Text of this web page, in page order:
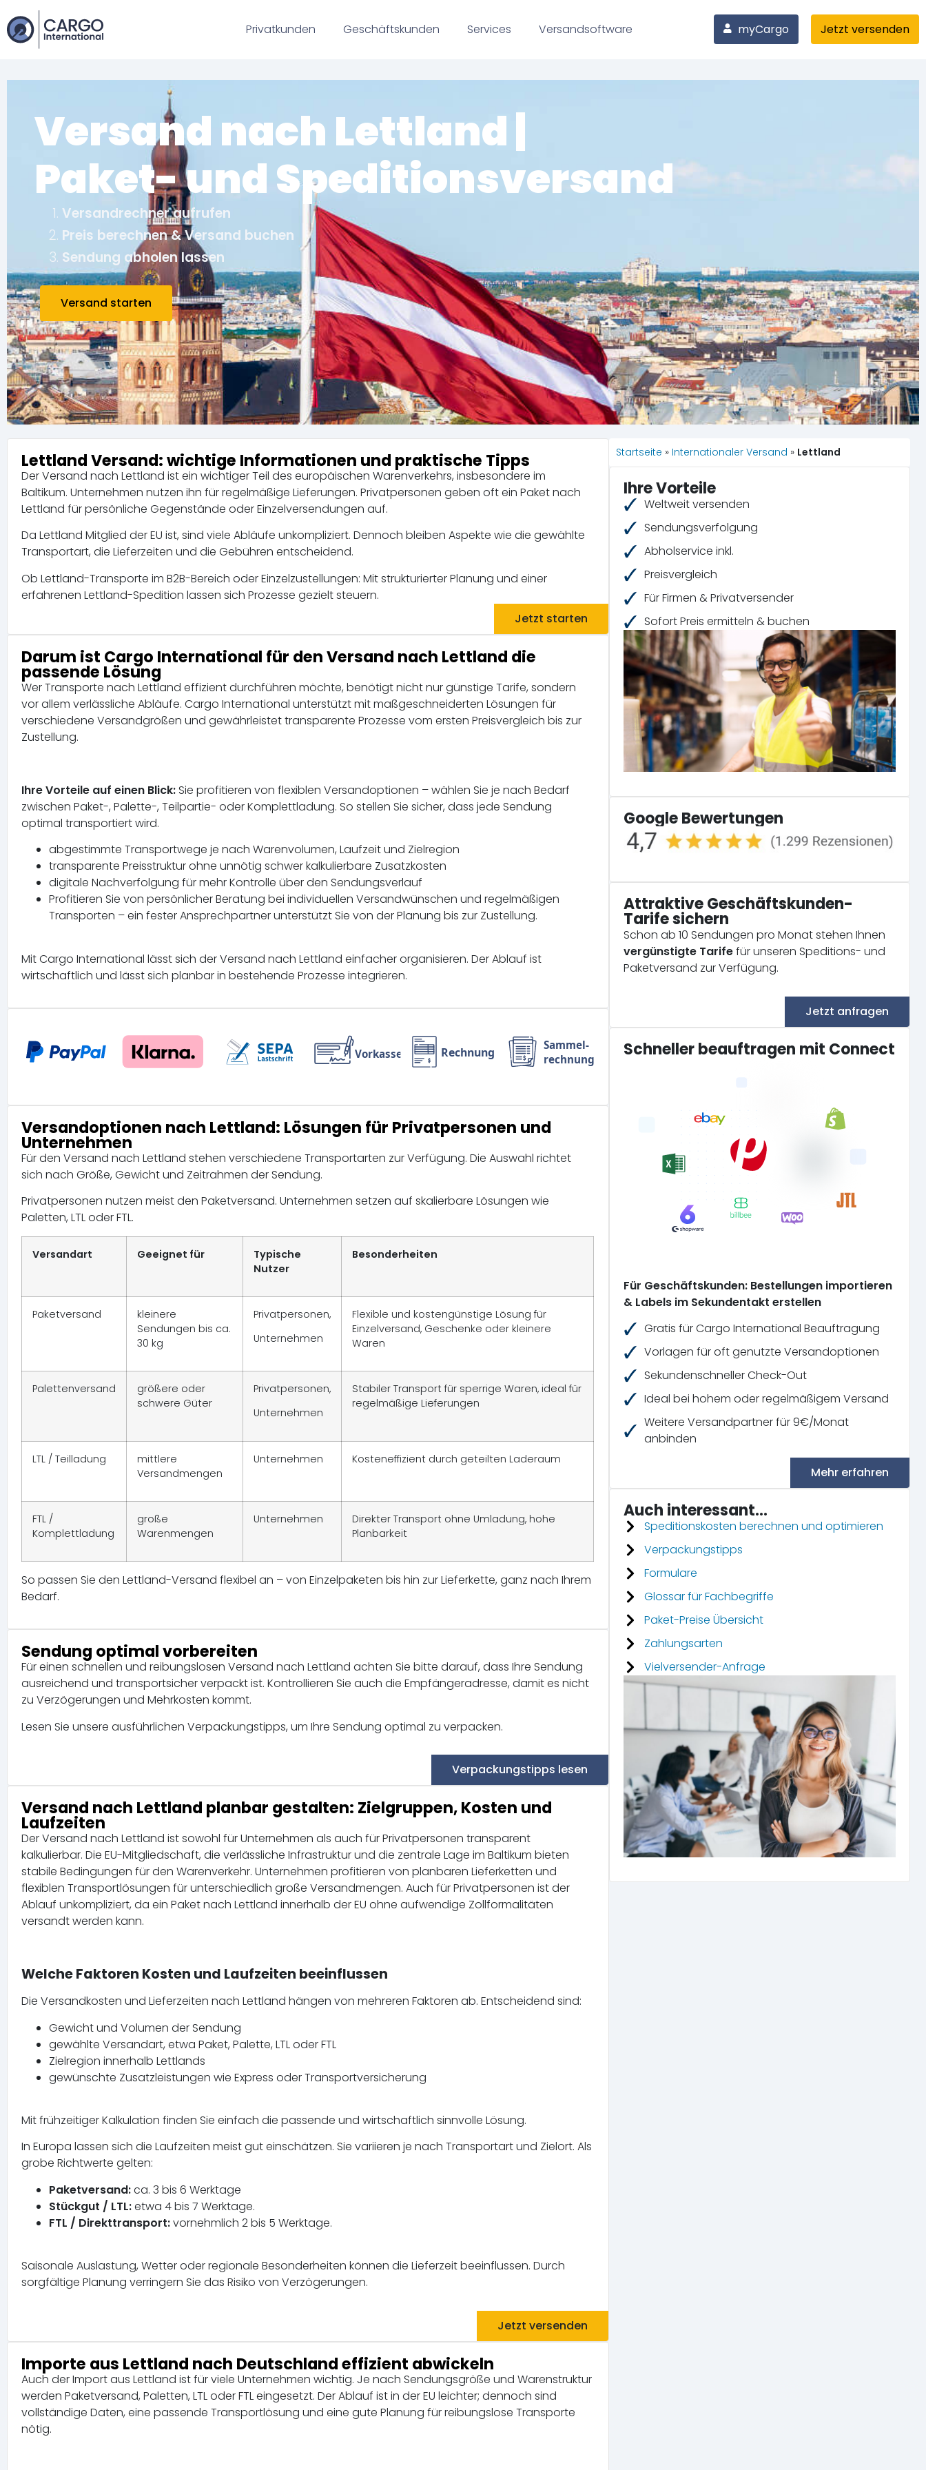
Privatkunden Geschäftskunden Services Versandsoftware myCargo Jetzt versenden
Versand nach Lettland |
Paket- und Speditionsversand
Versandrechner aufrufen
Preis berechnen & Versand buchen
Sendung abholen lassen
Versand starten
Lettland Versand: wichtige Informationen und praktische Tipps
Der Versand nach Lettland ist ein wichtiger Teil des europäischen Warenverkehrs, insbesondere im
Baltikum. Unternehmen nutzen ihn für regelmäßige Lieferungen. Privatpersonen geben oft ein Paket nach
Lettland für persönliche Gegenstände oder Einzelversendungen auf.
Da Lettland Mitglied der EU ist, sind viele Abläufe unkompliziert. Dennoch bleiben Aspekte wie die gewählte
Transportart, die Lieferzeiten und die Gebühren entscheidend.
Ob Lettland-Transporte im B2B-Bereich oder Einzelzustellungen: Mit strukturierter Planung und einer
erfahrenen Lettland-Spedition lassen sich Prozesse gezielt steuern.
Jetzt starten
Darum ist Cargo International für den Versand nach Lettland die
passende Lösung
Wer Transporte nach Lettland effizient durchführen möchte, benötigt nicht nur günstige Tarife, sondern
vor allem verlässliche Abläufe. Cargo International unterstützt mit maßgeschneiderten Lösungen für
verschiedene Versandgrößen und gewährleistet transparente Prozesse vom ersten Preisvergleich bis zur
Zustellung.
Ihre Vorteile auf einen Blick: Sie profitieren von flexiblen Versandoptionen – wählen Sie je nach Bedarf
zwischen Paket-, Palette-, Teilpartie- oder Komplettladung. So stellen Sie sicher, dass jede Sendung
optimal transportiert wird.
abgestimmte Transportwege je nach Warenvolumen, Laufzeit und Zielregion
transparente Preisstruktur ohne unnötig schwer kalkulierbare Zusatzkosten
digitale Nachverfolgung für mehr Kontrolle über den Sendungsverlauf
Profitieren Sie von persönlicher Beratung bei individuellen Versandwünschen und regelmäßigen
Transporten – ein fester Ansprechpartner unterstützt Sie von der Planung bis zur Zustellung.
Mit Cargo International lässt sich der Versand nach Lettland einfacher organisieren. Der Ablauf ist
wirtschaftlich und lässt sich planbar in bestehende Prozesse integrieren.
Versandoptionen nach Lettland: Lösungen für Privatpersonen und
Unternehmen
Für den Versand nach Lettland stehen verschiedene Transportarten zur Verfügung. Die Auswahl richtet
sich nach Größe, Gewicht und Zeitrahmen der Sendung.
Privatpersonen nutzen meist den Paketversand. Unternehmen setzen auf skalierbare Lösungen wie
Paletten, LTL oder FTL.
Versandart Geeignet für
Typische
Nutzer
Besonderheiten
Paketversand
kleinere
Sendungen bis ca.
30 kg
Privatpersonen,
Unternehmen
Flexible und kostengünstige Lösung für
Einzelversand, Geschenke oder kleinere
Waren
Palettenversand
größere oder
schwere Güter
Privatpersonen,
Unternehmen
Stabiler Transport für sperrige Waren, ideal für
regelmäßige Lieferungen
LTL / Teilladung
mittlere
Versandmengen
Unternehmen Kosteneffizient durch geteilten Laderaum
FTL /
Komplettladung
große
Warenmengen
Unternehmen
Direkter Transport ohne Umladung, hohe
Planbarkeit
So passen Sie den Lettland-Versand flexibel an – von Einzelpaketen bis hin zur Lieferkette, ganz nach Ihrem
Bedarf.
Sendung optimal vorbereiten
Für einen schnellen und reibungslosen Versand nach Lettland achten Sie bitte darauf, dass Ihre Sendung
ausreichend und transportsicher verpackt ist. Kontrollieren Sie auch die Empfängeradresse, damit es nicht
zu Verzögerungen und Mehrkosten kommt.
Lesen Sie unsere ausführlichen Verpackungstipps, um Ihre Sendung optimal zu verpacken.
Verpackungstipps lesen
Versand nach Lettland planbar gestalten: Zielgruppen, Kosten und
Laufzeiten
Der Versand nach Lettland ist sowohl für Unternehmen als auch für Privatpersonen transparent
kalkulierbar. Die EU-Mitgliedschaft, die verlässliche Infrastruktur und die zentrale Lage im Baltikum bieten
stabile Bedingungen für den Warenverkehr. Unternehmen profitieren von planbaren Lieferketten und
flexiblen Transportlösungen für unterschiedlich große Versandmengen. Auch für Privatpersonen ist der
Ablauf unkompliziert, da ein Paket nach Lettland innerhalb der EU ohne aufwendige Zollformalitäten
versandt werden kann.
Welche Faktoren Kosten und Laufzeiten beeinflussen
Die Versandkosten und Lieferzeiten nach Lettland hängen von mehreren Faktoren ab. Entscheidend sind:
Gewicht und Volumen der Sendung
gewählte Versandart, etwa Paket, Palette, LTL oder FTL
Zielregion innerhalb Lettlands
gewünschte Zusatzleistungen wie Express oder Transportversicherung
Mit frühzeitiger Kalkulation finden Sie einfach die passende und wirtschaftlich sinnvolle Lösung.
In Europa lassen sich die Laufzeiten meist gut einschätzen. Sie variieren je nach Transportart und Zielort. Als
grobe Richtwerte gelten:
Paketversand:ca. 3 bis 6 Werktage
Stückgut / LTL:etwa 4 bis 7 Werktage.
FTL / Direkttransport:vornehmlich 2 bis 5 Werktage.
Saisonale Auslastung, Wetter oder regionale Besonderheiten können die Lieferzeit beeinflussen. Durch
sorgfältige Planung verringern Sie das Risiko von Verzögerungen.
Jetzt versenden
Importe aus Lettland nach Deutschland effizient abwickeln
Auch der Import aus Lettland ist für viele Unternehmen wichtig. Je nach Sendungsgröße und Warenstruktur
werden Paketversand, Paletten, LTL oder FTL eingesetzt. Der Ablauf ist in der EU leichter; dennoch sind
vollständige Daten, eine passende Transportlösung und eine gute Planung für reibungslose Transporte
nötig.
Startseite » Internationaler Versand » Lettland
Ihre Vorteile
Weltweit versenden
Sendungsverfolgung
Abholservice inkl.
Preisvergleich
Für Firmen & Privatversender
Sofort Preis ermitteln & buchen
Google Bewertungen
Attraktive Geschäftskunden-
Tarife sichern
Schon ab 10 Sendungen pro Monat stehen Ihnen
vergünstigte Tarifefür unseren Speditions- und
Paketversand zur Verfügung.
Jetzt anfragen
Schneller beauftragen mit Connect
Für Geschäftskunden: Bestellungen importieren
& Labels im Sekundentakt erstellen
Gratis für Cargo International Beauftragung
Vorlagen für oft genutzte Versandoptionen
Sekundenschneller Check-Out
Ideal bei hohem oder regelmäßigem Versand
Weitere Versandpartner für 9€/Monat
anbinden
Mehr erfahren
Auch interessant...
Speditionskosten berechnen und optimieren
Verpackungstipps
Formulare
Glossar für Fachbegriffe
Paket-Preise Übersicht
Zahlungsarten
Vielversender-Anfrage